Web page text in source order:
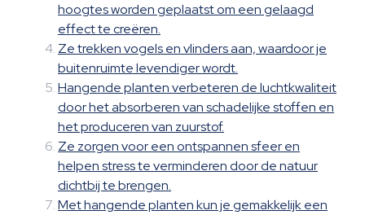
hoogtes worden geplaatst om een gelaagd
effect te creëren.
Ze trekken vogels en vlinders aan, waardoor je
buitenruimte levendiger wordt.
Hangende planten verbeteren de luchtkwaliteit
door het absorberen van schadelijke stoffen en
het produceren van zuurstof.
Ze zorgen voor een ontspannen sfeer en
helpen stress te verminderen door de natuur
dichtbij te brengen.
Met hangende planten kun je gemakkelijk een